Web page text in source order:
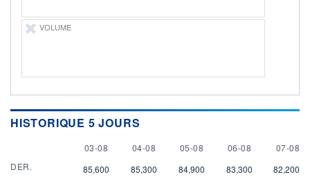
VOLUME
HISTORIQUE 5 JOURS
3 AUGUST
03-08 4 AUGUST
04-08 5 AUGUST
05-08 6 AUGUST
06-08 7
07-08
DER.
85,600 85,300 84,900 83,300
82,200